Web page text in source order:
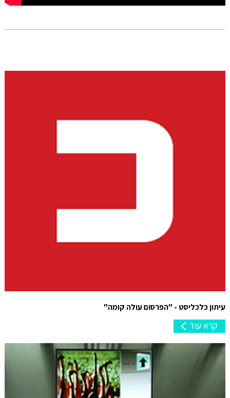
עיתון כלכליסט - "הפרסום עולה קומה"
קרא עוד